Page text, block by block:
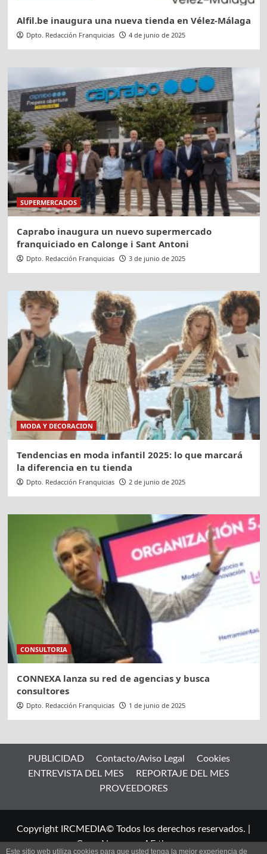
Alfil.be inaugura una nueva tienda en Vélez-Málaga
Dpto. Redacción Franquicias 4 de junio de 2025
SUPERMERCADOS
Caprabo inaugura un nuevo supermercado
franquiciado en Calonge i Sant Antoni
Dpto. Redacción Franquicias 3 de junio de 2025
MODA Y DECORACION
Tendencias en moda infantil 2025: lo que marcará
la diferencia en tu tienda
Dpto. Redacción Franquicias 2 de junio de 2025
CONSULTORIA
CONNEXA lanza su red de agencias y busca
consultores
Dpto. Redacción Franquicias 1 de junio de 2025
PUBLICIDAD Contacto/Aviso Legal
Cookies
ENTREVISTA DEL MES
REPORTAJE DEL MES
PROVEEDORES
Copyright IRCMEDIA© Todos los derechos reservados.
CoverNewspor AF themes.
Este sitio web utiliza cookies para que usted tenga la mejor experiencia de